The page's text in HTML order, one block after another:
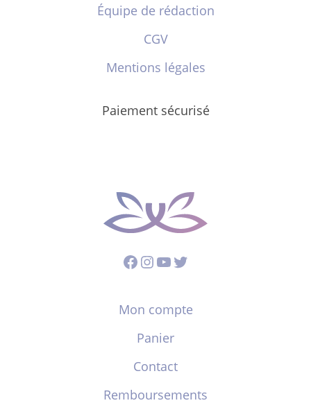
Équipe de rédaction
CGV
Mentions légales
Paiement sécurisé
Facebook
Instagram
YouTube
Twitter
Mon compte
Panier
Contact
Remboursements